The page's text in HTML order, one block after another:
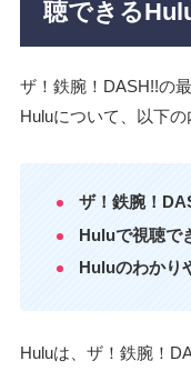
聴できる
ザ！鉄腕！DASH!!の
Huluについて、以下の
ザ！鉄腕！
Huluで視聴で
Huluのわかり
Huluは、ザ！鉄腕！